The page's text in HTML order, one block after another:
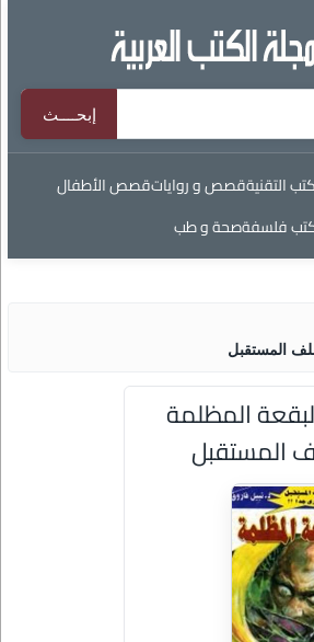
التقنيةقصص و رواياتقصص الأطفال
فلسفةصحة و طب
المستقبل
المظلمة
المستقبل